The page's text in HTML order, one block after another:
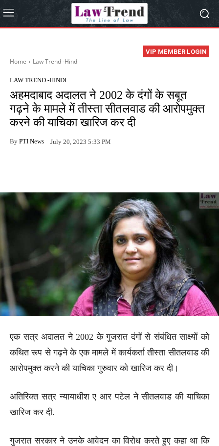
VIP MEMBER LOGIN
Home Law Trend -Hindi
LAW TREND -HINDI
अहमदाबाद अदालत ने 2002 के दंगों के सबूत
गढ़ने के मामले में तीस्ता सीतलवाड की आरोपमुक्त
करने की याचिका खारिज कर दी
By PTI News July 20, 2023 5:33 PM
एक सत्र अदालत ने 2002 के गुजरात दंगों से संबंधित साक्ष्यों को
कथित रूप से गढ़ने के एक मामले में कार्यकर्ता तीस्ता सीतलवाड की
आरोपमुक्त करने की याचिका गुरुवार को खारिज कर दी।
अतिरिक्त सत्र न्यायाधीश ए आर पटेल ने सीतलवाड की याचिका
खारिज कर दी.
गुजरात सरकार ने उनके आवेदन का विरोध करते हुए कहा था कि